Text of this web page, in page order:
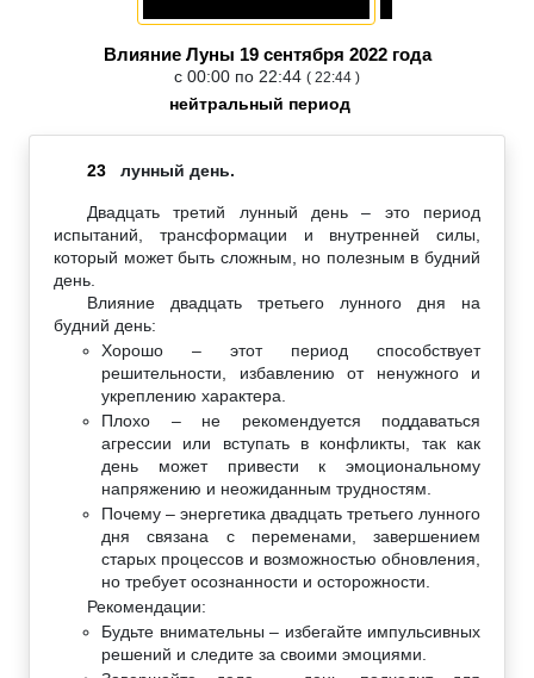
Влияние Луны 19 сентября 2022 года
с 00:00 по 22:44 ( 22:44 )
нейтральный период
23 лунный день.
Двадцать третий лунный день – это период
испытаний, трансформации и внутренней силы,
который может быть сложным, но полезным в будний
день.
Влияние двадцать третьего лунного дня на
будний день:
Хорошо – этот период способствует
решительности, избавлению от ненужного и
укреплению характера.
Плохо – не рекомендуется поддаваться
агрессии или вступать в конфликты, так как
день может привести к эмоциональному
напряжению и неожиданным трудностям.
Почему – энергетика двадцать третьего лунного
дня связана с переменами, завершением
старых процессов и возможностью обновления,
но требует осознанности и осторожности.
Рекомендации:
Будьте внимательны – избегайте импульсивных
решений и следите за своими эмоциями.